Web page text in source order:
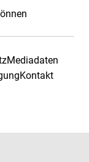
Mediadaten
Kontakt